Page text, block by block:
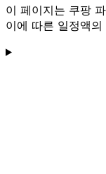
이 페이지는 쿠팡
이에 따른 일정액